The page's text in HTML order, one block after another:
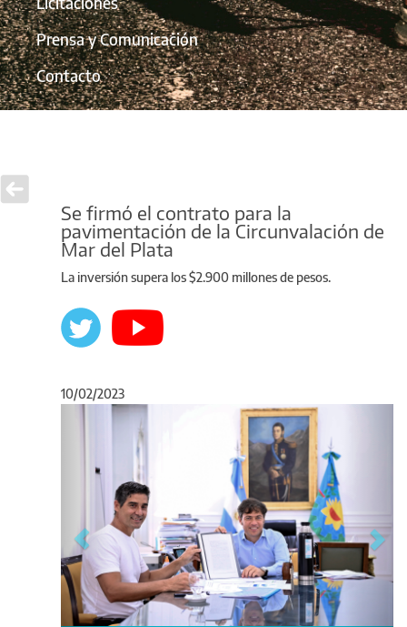
Prensa y Comunicación
Contacto
Se firmó el contrato para la
pavimentación de la Circunvalación de
Mar del Plata
La inversión supera los $2.900 millones de pesos.
10/02/2023
Anterior